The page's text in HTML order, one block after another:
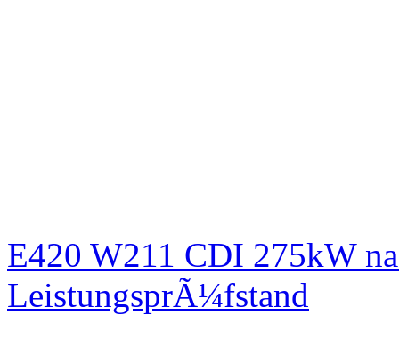
E420 W211 CDI 275kW
LeistungsprÃ¼fstand